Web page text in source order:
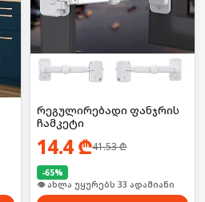
რეგულირებადი ფანჯრის
ჩამკეტი
14.4₾41.53₾
-65%
🛒 ბოლო 24სთ-ში იყიდა 44-მა